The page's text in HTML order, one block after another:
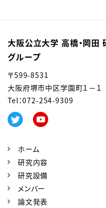
大阪公立大学 高橋・岡田
グループ
〒599-8531
大阪府堺市中区学園町１－１
Tel：072-254-9309
ホーム
研究内容
研究設備
メンバー
論文発表